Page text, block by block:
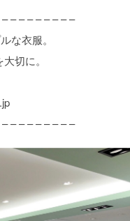
– – – – – – – –
な衣服。
切に。
– – – – – – – –